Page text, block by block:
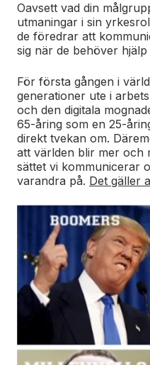
Oavsett vad din
utmaningar i sin
de föredrar att
sig när de behöver hjälp
För första gången i
generationer ute i
och den digitala
65-åring som en 25-
direkt tvekan om.
att världen blir mer och
sättet vi kommunicerar
varandra på. Det gäller